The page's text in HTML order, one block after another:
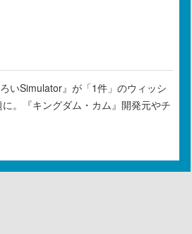
いSimulator』が「1件」のウィッシ
。『キングダム・カム』開発元やチ